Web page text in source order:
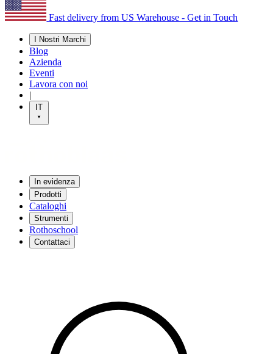
Fast delivery from US Warehouse - Get in Touch
I Nostri Marchi
Blog
Azienda
Eventi
Lavora con noi
|
IT
In evidenza
Prodotti
Cataloghi
Strumenti
Rothoschool
Contattaci